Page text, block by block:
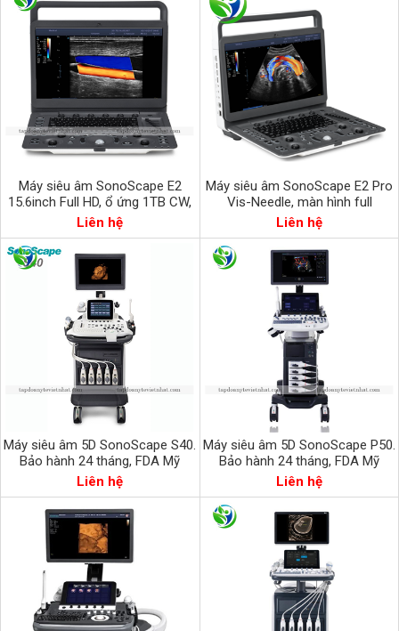
Máy siêu âm SonoScape E2
15.6inch Full HD, ổ ứng 1TB CW,
PW, TDI
Liên hệ
Máy siêu âm SonoScape E2 Pro
Vis-Needle, màn hình full
HD15.6inch, ổ cứng 1TB
Liên hệ
Máy siêu âm 5D SonoScape S40.
Bảo hành 24 tháng, FDA Mỹ
Liên hệ
Máy siêu âm 5D SonoScape P50.
Bảo hành 24 tháng, FDA Mỹ
Liên hệ